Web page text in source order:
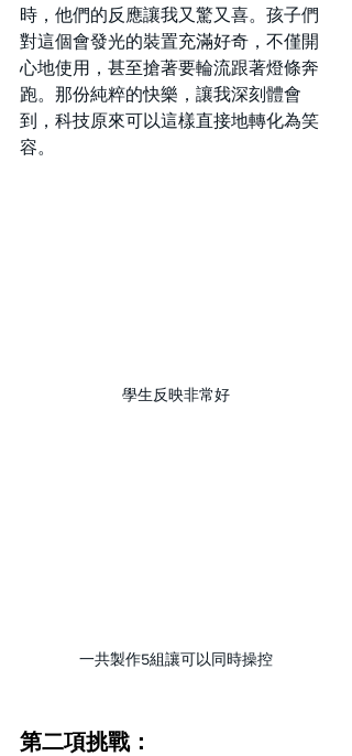
時，他們的反應讓我又驚又喜。孩子們
對這個會發光的裝置充滿好奇，不僅開
心地使用，甚至搶著要輪流跟著燈條奔
跑。那份純粹的快樂，讓我深刻體會
到，科技原來可以這樣直接地轉化為笑
容。
學生反映非常好
一共製作5組讓可以同時操控
第二項挑戰：